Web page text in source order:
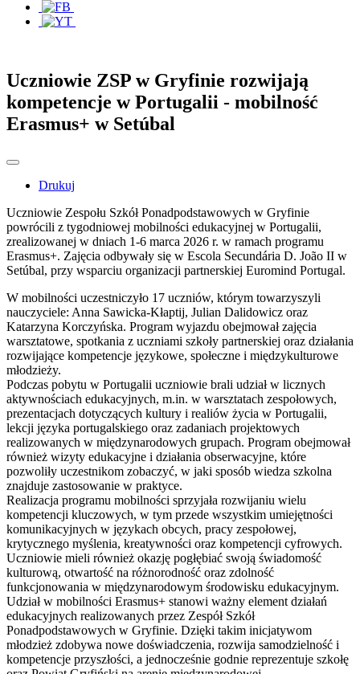
Uczniowie ZSP w Gryfinie rozwijają
kompetencje w Portugalii - mobilność
Erasmus+ w Setúbal
Drukuj
Uczniowie Zespołu Szkół Ponadpodstawowych w Gryfinie
powrócili z tygodniowej mobilności edukacyjnej w Portugalii,
zrealizowanej w dniach 1-6 marca 2026 r. w ramach programu
Erasmus+. Zajęcia odbywały się w Escola Secundária D. João II w
Setúbal, przy wsparciu organizacji partnerskiej Euromind Portugal.
W mobilności uczestniczyło 17 uczniów, którym towarzyszyli
nauczyciele: Anna Sawicka-Kłaptij, Julian Dalidowicz oraz
Katarzyna Korczyńska. Program wyjazdu obejmował zajęcia
warsztatowe, spotkania z uczniami szkoły partnerskiej oraz działania
rozwijające kompetencje językowe, społeczne i międzykulturowe
młodzieży.
Podczas pobytu w Portugalii uczniowie brali udział w licznych
aktywnościach edukacyjnych, m.in. w warsztatach zespołowych,
prezentacjach dotyczących kultury i realiów życia w Portugalii,
lekcji języka portugalskiego oraz zadaniach projektowych
realizowanych w międzynarodowych grupach. Program obejmował
również wizyty edukacyjne i działania obserwacyjne, które
pozwoliły uczestnikom zobaczyć, w jaki sposób wiedza szkolna
znajduje zastosowanie w praktyce.
Realizacja programu mobilności sprzyjała rozwijaniu wielu
kompetencji kluczowych, w tym przede wszystkim umiejętności
komunikacyjnych w językach obcych, pracy zespołowej,
krytycznego myślenia, kreatywności oraz kompetencji cyfrowych.
Uczniowie mieli również okazję pogłębiać swoją świadomość
kulturową, otwartość na różnorodność oraz zdolność
funkcjonowania w międzynarodowym środowisku edukacyjnym.
Udział w mobilności Erasmus+ stanowi ważny element działań
edukacyjnych realizowanych przez Zespół Szkół
Ponadpodstawowych w Gryfinie. Dzięki takim inicjatywom
młodzież zdobywa nowe doświadczenia, rozwija samodzielność i
kompetencje przyszłości, a jednocześnie godnie reprezentuje szkołę